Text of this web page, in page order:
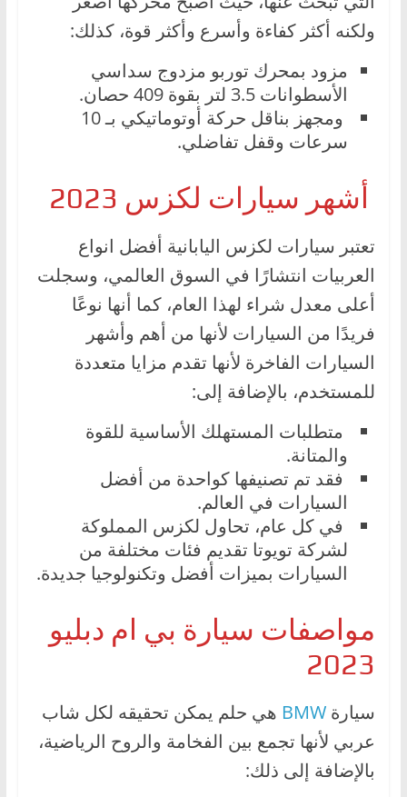
ولكنه أكثر كفاءة وأسرع وأكثر قوة، كذلك:
مزود بمحرك توربو مزدوج سداسي
الأسطوانات 3.5 لتر بقوة 409 حصان.
ومجهز بناقل حركة أوتوماتيكي بـ 10
سرعات وقفل تفاضلي.
أشهر سيارات لكزس 2023
تعتبر سيارات لكزس اليابانية أفضل انواع
العربيات انتشارًا في السوق العالمي، وسجلت
أعلى معدل شراء لهذا العام، كما أنها نوعًا
فريدًا من السيارات لأنها من أهم وأشهر
السيارات الفاخرة لأنها تقدم مزايا متعددة
للمستخدم، بالإضافة إلى:
متطلبات المستهلك الأساسية للقوة
والمتانة.
فقد تم تصنيفها كواحدة من أفضل
السيارات في العالم.
في كل عام، تحاول لكزس المملوكة
لشركة تويوتا تقديم فئات مختلفة من
السيارات بميزات أفضل وتكنولوجيا جديدة.
مواصفات سيارة بي ام دبليو
2023
سيارة BMW هي حلم يمكن تحقيقه لكل شاب
عربي لأنها تجمع بين الفخامة والروح الرياضية،
بالإضافة إلى ذلك: